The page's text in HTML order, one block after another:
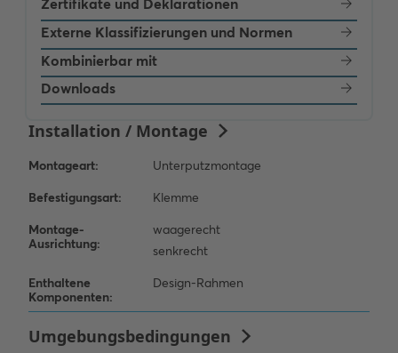
Zertifikate und Deklarationen
Externe Klassifizierungen und Normen
Kombinierbar mit
Downloads